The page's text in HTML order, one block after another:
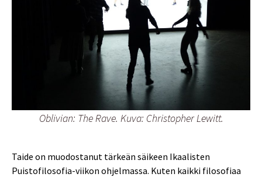
Oblivian: The Rave. Kuva: Christopher Lewitt.
Taide on muodostanut tärkeän säikeen Ikaalisten
Puistofilosofia-viikon ohjelmassa. Kuten kaikki filosofiaa